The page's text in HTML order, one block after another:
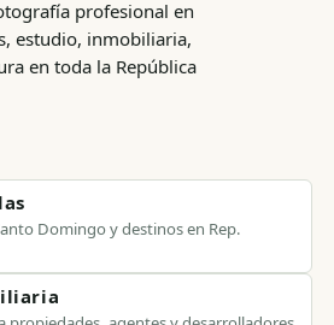
profesional en
estudio, inmobiliaria,
en toda la República
Domingo y destinos en Rep.